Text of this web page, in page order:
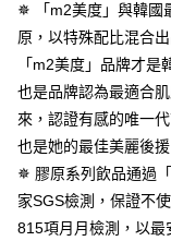
１．簡單：不需註冊會
２．便利：只要手機號
３．安心：先確認商品
【「AFTEE先享後付」
１．於結帳方式選擇「
２．訂單成立數日內，
３．收到繳費通知簡訊
ATM／網路銀行／等多
※ 請注意：結帳手續完
購買商品的店家。未經
運送方式
全家付款取貨
每筆NT$100，滿
試用-全家取貨付款
萊爾富取貨付款
每筆NT$100，滿
✵ 「m2美度」與韓國
原，以特殊配比混合
「m2美度」品牌才是
也是品牌認為最適合
來，認證有感的唯一
也是她的最佳美麗後援
✵ 膠原系列飲品通過
家SGS檢測，保證不
815項月月檢測，以最